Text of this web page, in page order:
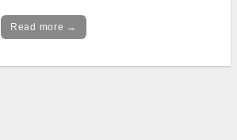
Read more →